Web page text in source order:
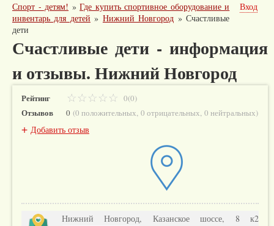
Спорт - детям! »Где купить спортивное оборудование и
инвентарь для детей » Нижний Новгород »Счастливые
дети
Вход
Счастливые дети - информация
и отзывы. Нижний Новгород
Рейтинг 0(0)
Отзывов 0 (0 положительных, 0 отрицательных, 0 нейтральных)
+ Добавить отзыв
Нижний Новгород, Казанское шоссе, 8 к2